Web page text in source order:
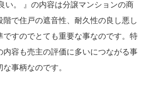
い。 』の内容は分譲マンションの商
階で住戸の遮音性、耐久性の良し悪し
ですのでとても重要な事なのです。特
内容も売主の評価に多いにつながる事
事柄なのです。